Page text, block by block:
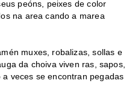
peóns, peixes de color
na area cando a marea
muxes, robalizas, sollas e
da choiva viven ras, sapos,
veces se encontran pegadas